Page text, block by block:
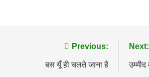
Previous:
बस यूँ ही चलते जाना है
Next:
उम्मीद